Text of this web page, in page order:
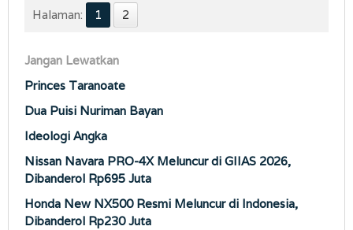
Halaman: 1 2
Jangan Lewatkan
Princes Taranoate
Dua Puisi Nuriman Bayan
Ideologi Angka
Nissan Navara PRO-4X Meluncur di GIIAS 2026,
Dibanderol Rp695 Juta
Honda New NX500 Resmi Meluncur di Indonesia,
Dibanderol Rp230 Juta